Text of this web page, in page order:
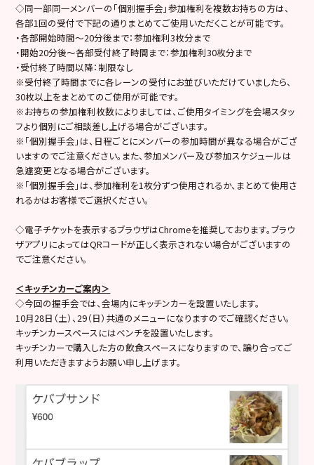
◇同一部同一メンバーの「個別握手会」参加権利を複数お持ちの方は、
各部1回の受付で下記の通りまとめてご使用いただくことが可能です。
・各部開始時間～20分後まで：参加権利3枚分まで
・開始20分後〜各部受付終了時間まで：参加権利30枚分まで
・受付終了時間以降：制限なし
※受付終了時間までに各レーンの受付にお並びいただけていましたら、
30枚以上をまとめてのご使用が可能です。
※お持ちの参加権利枚数によりましては、ご使用タイミングを会場スタッ
フより個別にご相談差し上げる場合がございます。
※「個別握手会」は、日程ごとにメンバーの参加時間が異なる場合がござ
いますのでご注意ください。また、参加メンバー及び参加スケジュールは
急遽変更となる場合がございます。
※「個別握手会」は、参加権利を1枚分ずつ使用されるか、まとめて使用さ
れるかはお客様でご選択ください。
◇電子チケットを表示するブラウザはChromeを推奨しております。ブラウ
ザアプリによってはQRコードが正しく表示されない場合がございますの
でご注意ください。
＜キッチンカーご案内＞
◇今回の握手会では、会場内にキッチンカーを設置いたします。
10月28日（土）、29（日）共通のメニューになりますのでご確認ください。
キッチンカースペースにはベンチを設置いたします。
キッチンカーで購入した方の飲食スペースになりますので、譲り合ってご
利用いただきますようお願い申し上げます。